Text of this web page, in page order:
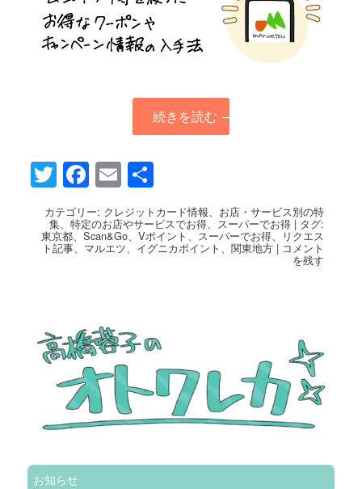
続きを読む →
Twitter
Facebook
Email
有
カテゴリー: クレジットカード情報、 お店・サービス別の特
集、特定のお店やサービスでお得、 スーパーでお得 | タグ:
東京都、Scan&Go、Vポイント 、 スーパーでお得、 リクエス
ト記事、 マルエツ、 イグニカポイント 、関東地方 | コメント
を残す
お知らせ